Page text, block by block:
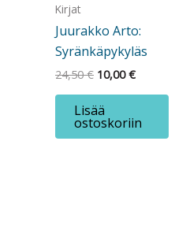
Kirjat
Juurakko Arto:
Syränkäpykyläs
24,50€ Alkuperäinen
oli:
24,50 €.
10,00€Nykyinen
Lisää
ostoskoriin